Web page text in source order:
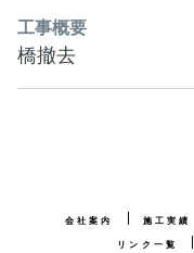
工事概要
橋撤去
会社案内 施工実績
リンク一覧